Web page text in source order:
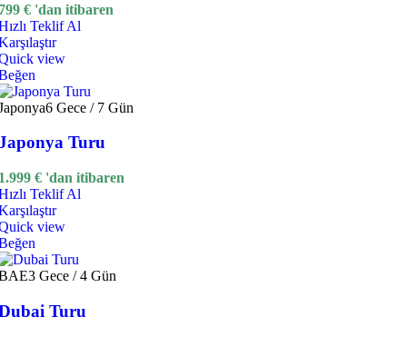
€ 'dan itibaren
Teklif Al
view
6 Gece / 7 Gün
Turu
€ 'dan itibaren
Teklif Al
view
3 Gece / 4 Gün
Turu